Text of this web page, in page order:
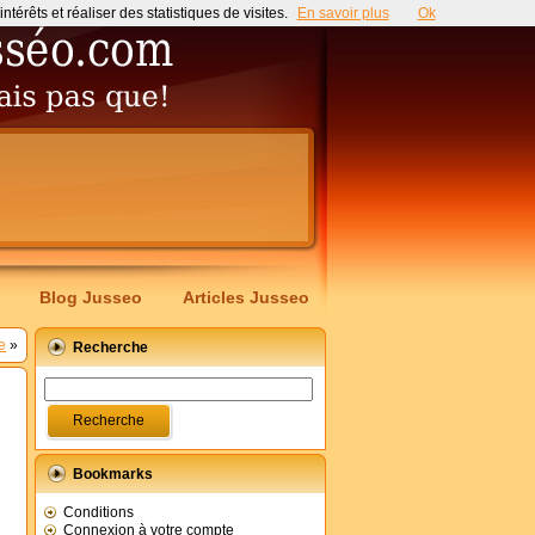
Blog Jusseo Articles Jusseo
» Recherche
Bookmarks
Conditions
Connexion à votre compte
et réaliser des statistiques de visites. En savoir plus Ok